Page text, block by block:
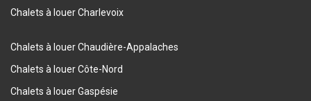
Chalets à louer Charlevoix
Chalets à louer Chaudière-Appalaches
Chalets à louer Côte-Nord
Chalets à louer Gaspésie